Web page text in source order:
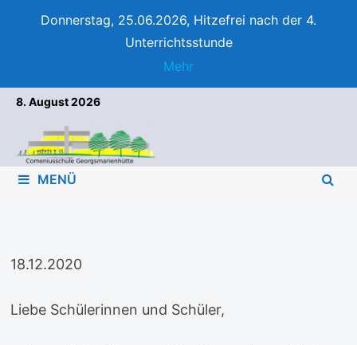
Donnerstag, 25.06.2026, Hitzefrei nach der 4.
Unterrichtsstunde
Mehr
Zum
springen
8. August 2026
MENÜ
18.12.2020
Liebe Schülerinnen und Schüler,